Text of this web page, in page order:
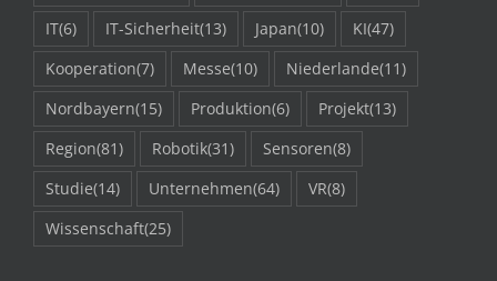
IT(6) IT-Sicherheit(13) Japan(10) KI(47)
Kooperation(7) Messe(10) Niederlande(11)
Nordbayern(15) Produktion(6) Projekt(13)
Region(81) Robotik(31) Sensoren(8)
Studie(14) Unternehmen(64) VR(8)
Wissenschaft(25)